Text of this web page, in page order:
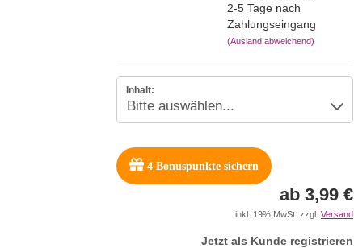
2-5 Tage nach
Zahlungseingang
(Ausland abweichend)
Inhalt:
4Bonuspunkte sichern
ab 3,99 €
inkl. 19% MwSt. zzgl. Versand
Jetzt als Kunde registrieren